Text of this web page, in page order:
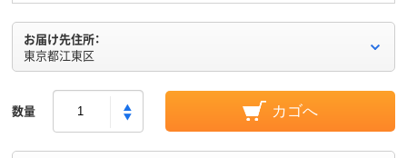
お届け先住所：
東京都江東区
数量 カゴへ